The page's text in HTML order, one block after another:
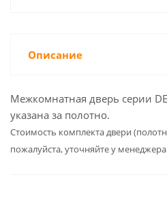
Описание
Межкомнатная дверь серии
указана за полотно.
Cтоимость комплекта двери
пожалуйста, уточняйте у